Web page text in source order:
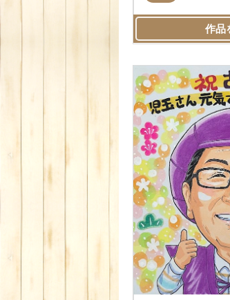
作品